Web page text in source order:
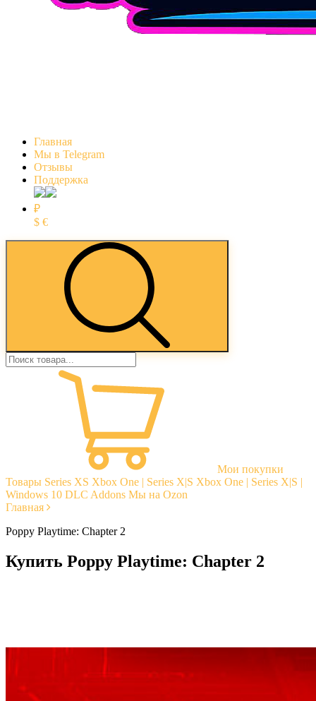
Главная
Мы в Telegram
Отзывы
Поддержка
₽
$ €
Мои покупки
Товары Series XS Xbox One | Series X|S Xbox One | Series X|S |
Windows 10 DLC Addons Мы на Ozon
Главная
Poppy Playtime: Chapter 2
Купить Poppy Playtime: Chapter 2